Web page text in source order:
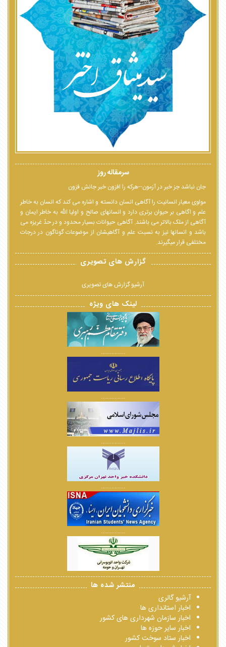
سرمقاله روز
جان نباشد جز خبر در آزمون--هرکه را افزون خبر جانش فزون
مولوی معیار انسانیت را آگاهی انسان دانسته و اشاره می کند که انسان به خاطر
علم و اگاهی بر حیوان برتری دارد و انسانهای صالح و اولیا الله به خاطر ایمان و
آگاهی از ملک بالاتر می باشند. آگاهی حیوانات بسیار محدود و در حدّ غریزه می
باشد و انسانها نیز به نسبت علم و آگاهیشان از موضوعات گوناگون در درجات
مختلفی قرار میگیرند.
گزارش های تصویری
آرشیو گزارش های تصویری
لینک های ویژه
................
................
................
................
................
منتشر شده ها
آرشیو گالری
اخبار استانداری ها
اخبار سازمان شهرداری های کشور
اخبار سایر حوزه ها
اخبار ستاد سوخت کشور